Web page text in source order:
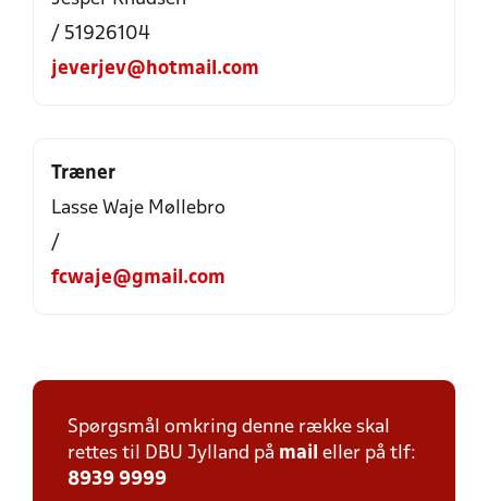
/ 51926104
jeverjev@hotmail.com
Træner
Lasse Waje Møllebro
/
fcwaje@gmail.com
Spørgsmål omkring denne række skal
rettes til DBU Jylland på mail eller på tlf:
8939 9999